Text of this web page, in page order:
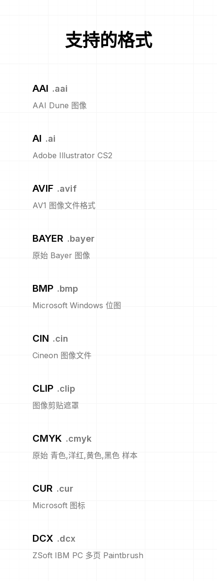
支持的格式
AAI .aai
AAI Dune 图像
AI .ai
Adobe Illustrator CS2
AVIF .avif
AV1 图像文件格式
BAYER .bayer
原始 Bayer 图像
BMP .bmp
Microsoft Windows 位图
CIN .cin
Cineon 图像文件
CLIP .clip
图像剪贴遮罩
CMYK .cmyk
原始 青色,洋红,黄色,黑色 样本
CUR .cur
Microsoft 图标
DCX .dcx
ZSoft IBM PC 多页 Paintbrush